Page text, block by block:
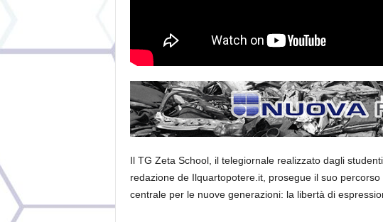
Il TG Zeta School, il telegiornale realizzato dagli
redazione de Ilquartopotere.it, prosegue il suo
centrale per le nuove generazioni: la libertà di